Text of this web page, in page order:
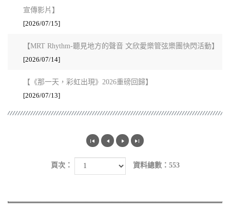
宣傳影片】
[2026/07/15]
【MRT Rhythm-聽見地方的聲音 文欣愛樂管弦樂團快閃活動】
[2026/07/14]
【《那一天，彩虹出現》2026重磅回歸】
[2026/07/13]
頁次： 資料總數：553